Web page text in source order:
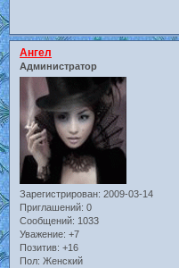
Ангел
Администратор
Зарегистрирован: 2009-03-14
Приглашений: 0
Сообщений: 1033
Уважение: +7
Позитив: +16
Пол: Женский